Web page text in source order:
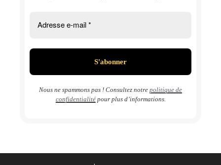
Nous ne spammons pas ! Consultez notre politique de
confidentialitépour plus d’informations.